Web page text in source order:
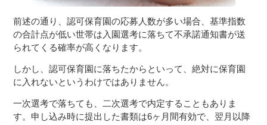
前述の通り、認可保育園の応募人数が多い場合、基準指数
の合計点が低い世帯は入園選考に落ちて不承諾通知書が送
られてくる確率が高くなります。
しかし、認可保育園に落ちたからといって、絶対に保育園
に入れないというわけではありません。
一次選考で落ちても、二次選考で内定することもありま
す。申し込み時に提出した書類は6ヶ月間有効で、翌月以降